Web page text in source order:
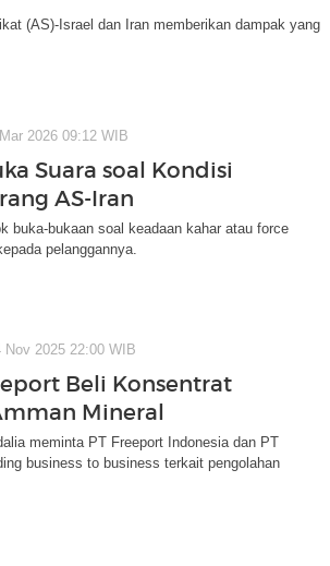
(AS)-Israel dan Iran memberikan dampak yang
2026 09:12 WIB
Suara soal Kondisi
AS-Iran
buka-bukaan soal keadaan kahar atau force
pelanggannya.
Nov 2025 22:00 WIB
Beli Konsentrat
Mineral
meminta PT Freeport Indonesia dan PT
business to business terkait pengolahan